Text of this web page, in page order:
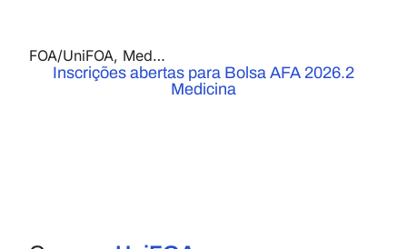
FOA/UniFOA, Medicina
Inscrições abertas para Bolsa AFA 2026.2
Medicina